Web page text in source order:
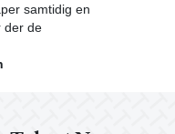
samtidig en
der de